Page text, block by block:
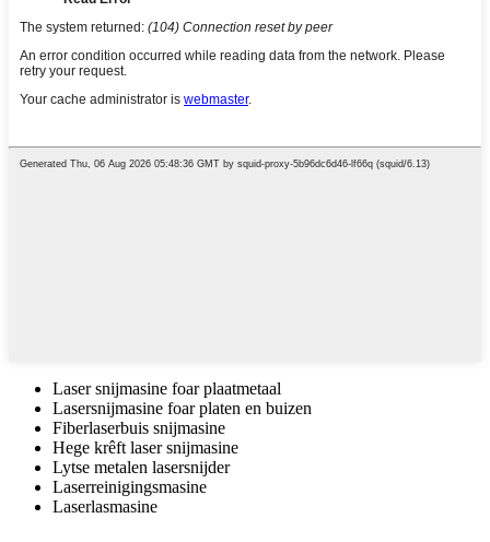
Laser snijmasine foar plaatmetaal
Lasersnijmasine foar platen en buizen
Fiberlaserbuis snijmasine
Hege krêft laser snijmasine
Lytse metalen lasersnijder
Laserreinigingsmasine
Laserlasmasine